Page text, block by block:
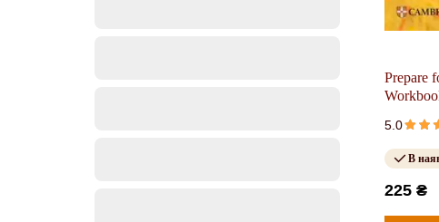
Prepare
5.0
В
225 ₴